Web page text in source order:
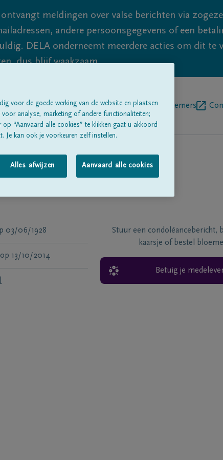
ontvangt meldingen over valse berichten via
andere persoonsgegevens of een
DELA onderneemt meerdere acties om dit te
dus blijf waakzaam.
Alle rouwberichtenOver onsBegrafenisondernemers
03/06/1928
op 13/10/2014
Stuur een condoléancebericht,
kaarsje of bestel
Betuig je
voor de goede werking van de website en plaatsen
analyse, marketing of andere functionaliteiten;
“Aanvaard alle cookies” te klikken gaat u akkoord
kan ook je voorkeuren zelf instellen.
Alles afwijzen Aanvaard alle cookies